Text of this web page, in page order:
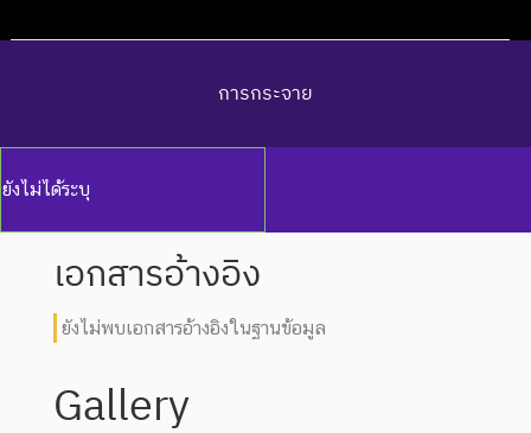
การกระจาย
ยังไม่ได้ระบุ
เอกสารอ้างอิง
ยังไม่พบเอกสารอ้างอิงในฐานข้อมูล
Gallery